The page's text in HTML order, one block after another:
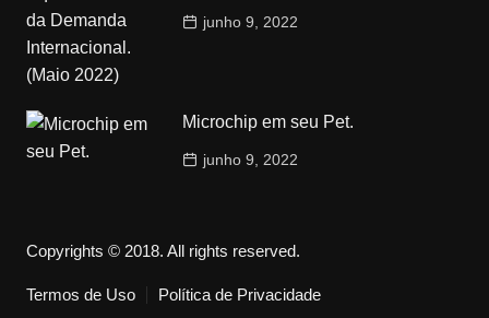
junho 9, 2022
Microchip em seu Pet.
junho 9, 2022
Copyrights © 2018. All rights reserved.
Termos de Uso Política de Privacidade